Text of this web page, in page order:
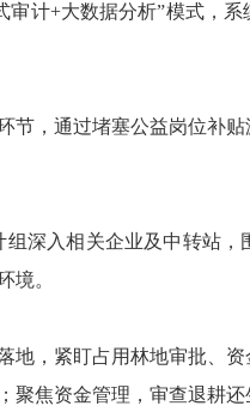
计+大数据分析”模式，
，通过堵塞公益岗位补
深入相关企业及中转站
境。
，紧盯占用林地审批、
焦资金管理，审查退耕